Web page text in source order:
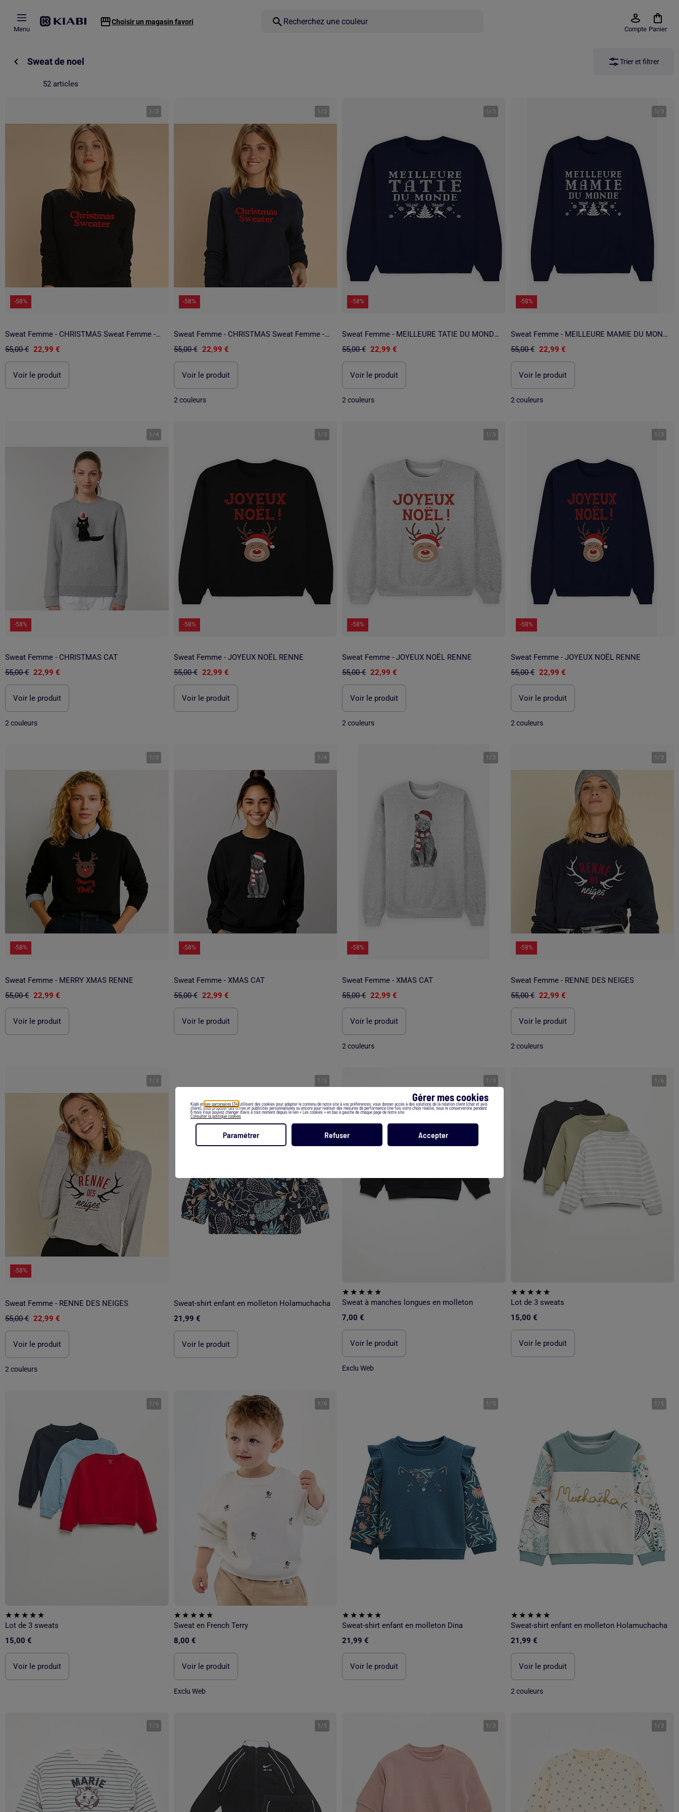
Gérer mes cookies
Kiabi et ses partenaires (34) utilisent des cookies pour adapter le contenu de notre site à vos préférences, vous donner accès à des solutions de la relation client (chat et avis
client), vous proposer des offres et publicités personnalisées ou encore pour réaliser des mesures de performance.Une fois votre choix réalisé, nous le conserverons pendant
6 mois.Vous pouvez changer d’avis à tout moment depuis le lien « Les cookies » en bas à gauche de chaque page de notre site.
Consulter la politique cookies
Paramétrer Refuser Accepter
Menu
Choisir un magasin favori
Compte Panier
Sweat de noel Trier et filtrer
52 articles
1 / 3
-58%
Sweat Femme - CHRISTMAS Sweat Femme -ER
55,00 € 22,99 €
Voir le produit
1 / 3
-58%
Sweat Femme - CHRISTMAS Sweat Femme -ER
55,00 € 22,99 €
Voir le produit
2 couleurs
1 / 3
-58%
Sweat Femme - MEILLEURE TATIE DU MONDE NOEL
55,00 € 22,99 €
Voir le produit
2 couleurs
1 / 3
-58%
Sweat Femme - MEILLEURE MAMIE DU MONDE NOEL
55,00 € 22,99 €
Voir le produit
2 couleurs
1 /4
-58%
Sweat Femme - CHRISTMAS CAT
55,00 € 22,99 €
Voir le produit
2 couleurs
1 / 3
-58%
Sweat Femme - JOYEUX NOËL RENNE
55,00 € 22,99 €
Voir le produit
1 / 3
-58%
Sweat Femme - JOYEUX NOËL RENNE
55,00 € 22,99 €
Voir le produit
2 couleurs
1 / 3
-58%
Sweat Femme - JOYEUX NOËL RENNE
55,00 € 22,99 €
Voir le produit
2 couleurs
1 / 3
-58%
Sweat Femme - MERRY XMAS RENNE
55,00 € 22,99 €
Voir le produit
1 /4
-58%
Sweat Femme - XMAS CAT
55,00 € 22,99 €
Voir le produit
1 / 3
-58%
Sweat Femme - XMAS CAT
55,00 € 22,99 €
Voir le produit
2 couleurs
1 / 3
-58%
Sweat Femme - RENNE DES NEIGES
55,00 € 22,99 €
Voir le produit
2 couleurs
1 / 3
-58%
Sweat Femme - RENNE DES NEIGES
55,00 € 22,99 €
Voir le produit
2 couleurs
1 / 5
Sweat-shirt enfant en molleton Holamuchacha
21,99 €
Voir le produit
1 / 3
Sweat à manches longues en molleton
7,00 €
Voir le produit
Exclu Web
1 / 6
Lot de 3 sweats
15,00 €
Voir le produit
1 / 6
Lot de 3 sweats
15,00 €
Voir le produit
1 / 6
Sweat en French Terry
8,00 €
Voir le produit
Exclu Web
1 / 5
Sweat-shirt enfant en molleton Dina
21,99 €
Voir le produit
1 / 5
Sweat-shirt enfant en molleton Holamuchacha
21,99 €
Voir le produit
2 couleurs
1 / 3 1 / 5 1 / 3 1 / 3